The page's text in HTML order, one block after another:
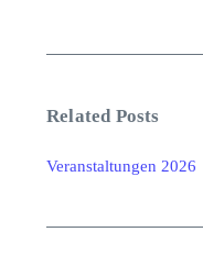
Related Posts
Veranstaltungen 2026